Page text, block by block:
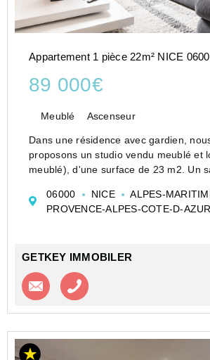
Appartement 1 pièce 22m² NICE
89 000€
Meublé Ascenseur
Dans une résidence avec gardien,
proposons un studio vendu meublé et
meublé), d'une surface de 23 m2. Un
L'appartement est équipé d'un double
06000 NICE
ALPES-
PROVENCE-ALPES-COTE-D-AZUR
GETKEY IMMOBILER
Contacter l'agence